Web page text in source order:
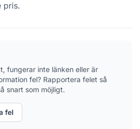
pris.
fungerar inte länken eller är
fel? Rapportera felet så
snart som möjligt.
fel